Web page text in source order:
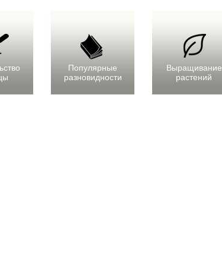
Популярные
разновидности
Выращивание
растений